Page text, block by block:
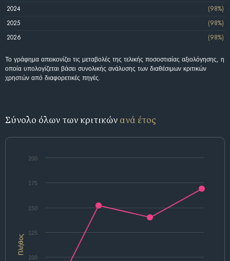
2024
(98%)
2025
(98%)
2026
(98%)
Το γράφημα απεικονίζει τις μεταβολές της τελικής ποσοστιαίας αξιολόγησης, η
οποία υπολογίζεται βάσει συνολικής ανάλυσης των διαθέσιμων κριτικών
χρηστών από διαφορετικές πηγές.
Σύνολο όλων των κριτικών ανά έτος
Πλήθος
100
125
150
175
200